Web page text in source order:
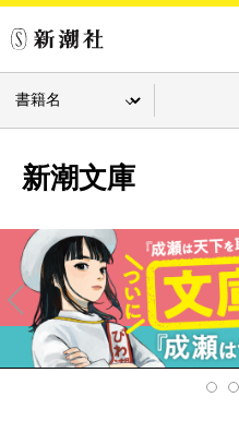
新潮文庫
Pre
v